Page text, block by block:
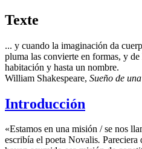
Texte
... y cuando la imaginación da
pluma las convierte en formas, y
habitación y hasta un nombre.
William Shakespeare, Sueño de
Introducción
«Estamos en una misión / se nos
escribía el poeta Novalis. Pareciera